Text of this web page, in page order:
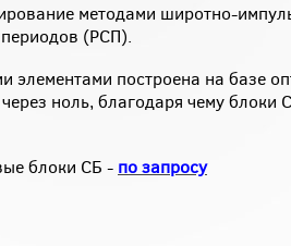
методами широтно-
(РСП).
элементами построена на базе
ноль, благодаря чему блоки
блоки СБ - по запросу